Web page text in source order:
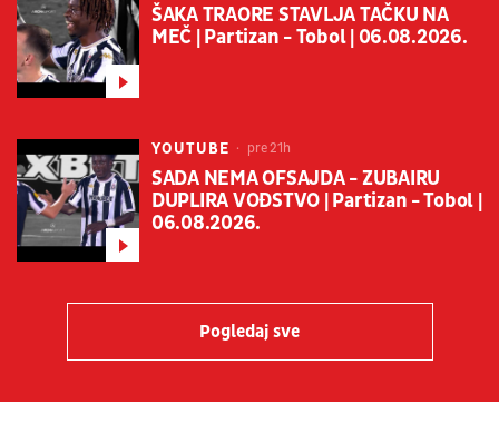
ŠAKA TRAORE STAVLJA TAČKU NA
MEČ | Partizan - Tobol | 06.08.2026.
YOUTUBE pre 21h
SADA NEMA OFSAJDA - ZUBAIRU
DUPLIRA VOĐSTVO | Partizan - Tobol |
06.08.2026.
Pogledaj sve